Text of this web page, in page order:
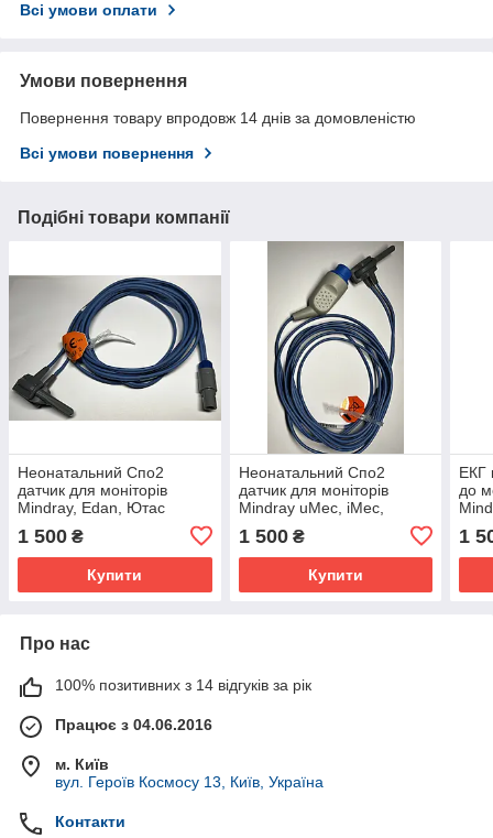
Всі умови оплати
Умови повернення
Повернення товару впродовж 14 днів за домовленістю
Всі умови повернення
Подібні товари компанії
Неонатальний Спо2
датчик для моніторів
Mindray, Edan, Ютас
1 500 ₴
Купити
Неонатальний Спо2
датчик для моніторів
Mindray uMec, iMec,
BeneView
1 500₴
Купити
ЕКГ
до
1
Про нас
100% позитивних з 14 відгуків за рік
Працює з 04.06.2016
м. Київ
вул. Героїв Космосу 13, Київ, Україна
Контакти